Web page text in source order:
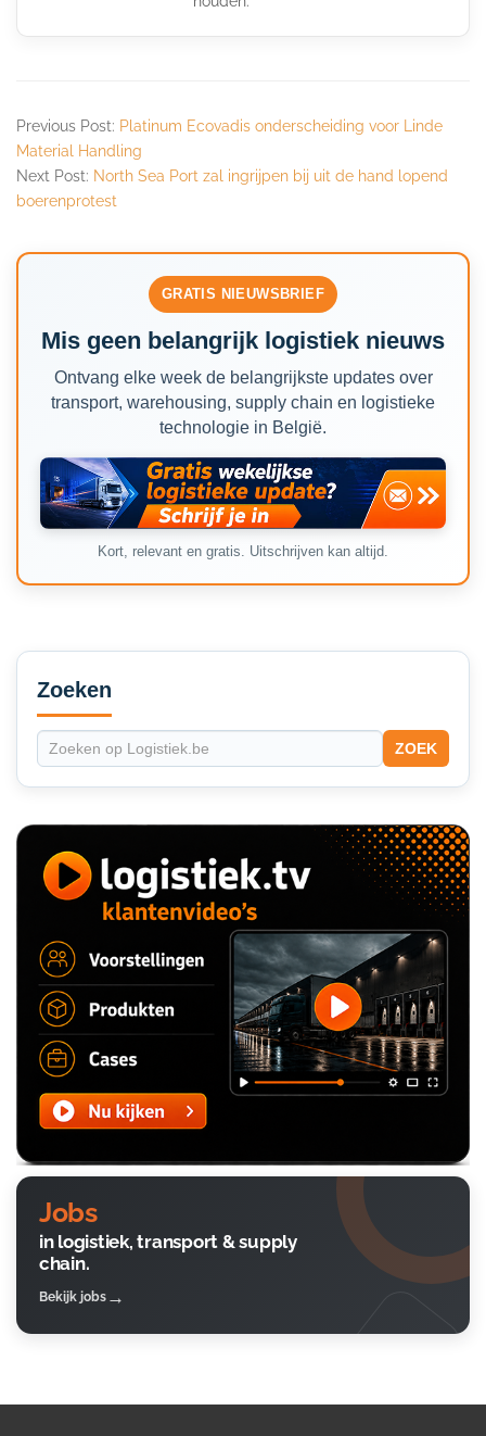
Previous Post: Platinum Ecovadis onderscheiding voor Linde
Material Handling
Next Post: North Sea Port zal ingrijpen bij uit de hand lopend
boerenprotest
GRATIS NIEUWSBRIEF
Mis geen belangrijk logistiek nieuws
Ontvang elke week de belangrijkste updates over
transport, warehousing, supply chain en logistieke
technologie in België.
Kort, relevant en gratis. Uitschrijven kan altijd.
Secondary
Sidebar
Zoeken
ZOEK
Jobs
in logistiek, transport & supply
chain.
Bekijk jobs